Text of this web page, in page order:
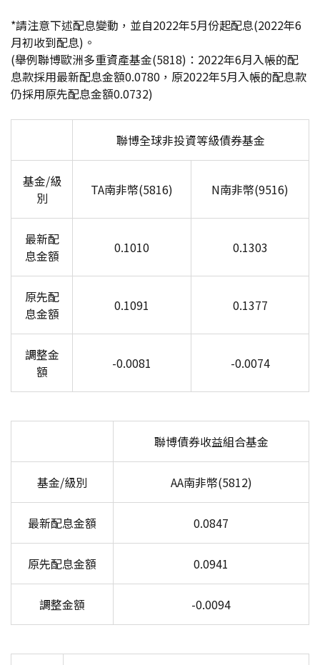
*請注意下述配息變動，並自2022年5月份起配息(2022年6
月初收到配息)。
(舉例聯博歐洲多重資產基金(5818)：2022年6月入帳的配
息款採用最新配息金額0.0780，原2022年5月入帳的配息款
仍採用原先配息金額0.0732)
聯博全球非投資等級債券基金
基金/級
別
TA南非幣(5816) N南非幣(9516)
最新配
息金額
0.1010 0.1303
原先配
息金額
0.1091 0.1377
調整金
額
-0.0081 -0.0074
聯博債券收益組合基金
基金/級別 AA南非幣(5812)
最新配息金額 0.0847
原先配息金額 0.0941
調整金額 -0.0094